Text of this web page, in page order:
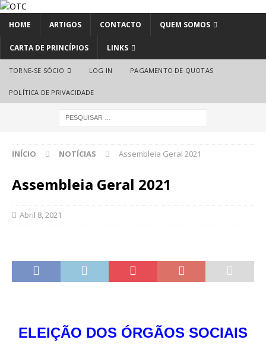
HOME ARTIGOS CONTACTO QUEM SOMOS
CARTA DE PRINCÍPIOS LINKS
TORNE-SE SÓCIO LOG IN PAGAMENTO DE QUOTAS
POLÍTICA DE PRIVACIDADE
INÍCIO NOTÍCIAS Assembleia Geral 2021
Assembleia Geral 2021
Abril 8, 2021
ELEIÇÃO DOS ÓRGÃOS SOCIAIS